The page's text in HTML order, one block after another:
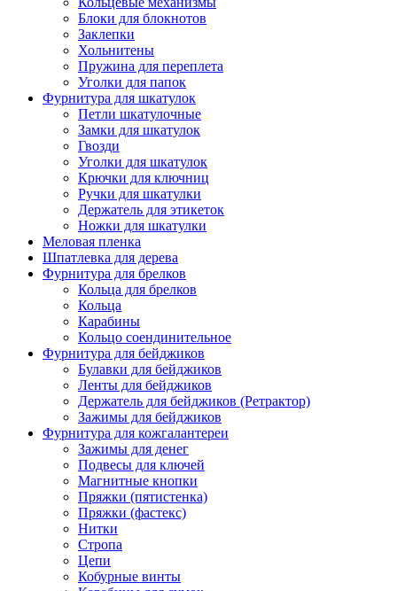
Блоки для блокнотов
Заклепки
Хольнитены
Пружина для переплета
Уголки для папок
Фурнитура для шкатулок
Петли шкатулочные
Замки для шкатулок
Гвозди
Уголки для шкатулок
Крючки для ключниц
Ручки для шкатулки
Держатель для этикеток
Ножки для шкатулки
Меловая пленка
Шпатлевка для дерева
Фурнитура для брелков
Кольца для брелков
Кольца
Карабины
Кольцо соендинительное
Фурнитура для бейджиков
Булавки для бейджиков
Ленты для бейджиков
Держатель для бейджиков (Ретрактор)
Зажимы для бейджиков
Фурнитура для кожгалантереи
Зажимы для денег
Подвесы для ключей
Магнитные кнопки
Пряжки (пятистенка)
Пряжки (фастекс)
Нитки
Стропа
Цепи
Кобурные винты